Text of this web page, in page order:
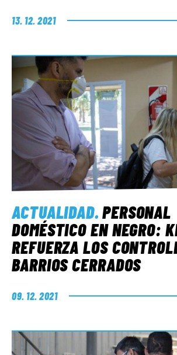
13. 12. 2021
ACTUALIDAD.PERSONAL
DOMÉSTICO EN NEGRO:
REFUERZA LOS
BARRIOS CERRADOS
09. 12. 2021